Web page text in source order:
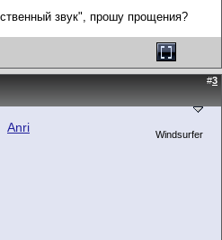
звук", прошу прощения?
#3
Anri Windsurfer